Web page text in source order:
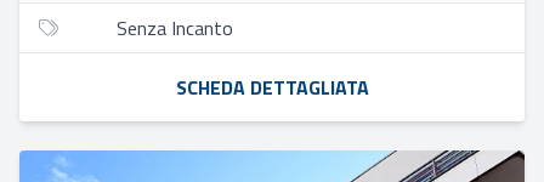
Senza Incanto
SCHEDA DETTAGLIATA